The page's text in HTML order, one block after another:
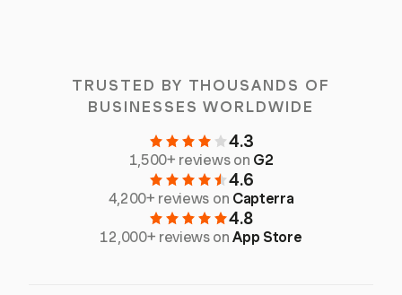
TRUSTED BY THOUSANDS OF
BUSINESSES WORLDWIDE
4.3
1,500+ reviews on G2
4.6
4,200+ reviews on Capterra
4.8
12,000+ reviews onApp Store